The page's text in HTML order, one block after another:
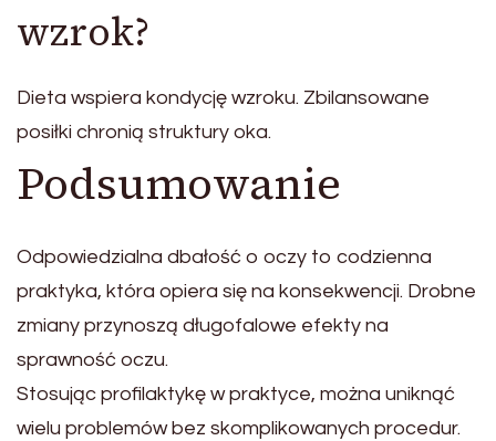
wzrok?
Dieta wspiera kondycję wzroku. Zbilansowane
posiłki chronią struktury oka.
Podsumowanie
Odpowiedzialna dbałość o oczy to codzienna
praktyka, która opiera się na konsekwencji. Drobne
zmiany przynoszą długofalowe efekty na
sprawność oczu.
Stosując profilaktykę w praktyce, można uniknąć
wielu problemów bez skomplikowanych procedur.